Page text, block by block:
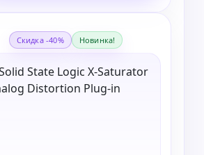
Скидка -40% Новинка!